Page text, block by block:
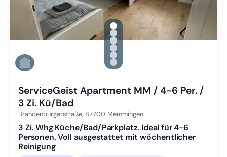
gallery.slide_selector
Zu Slide 1 wechseln
Zu Slide 2 wechseln
Zu Slide 3 wechseln
Zu Slide 4 wechseln
Zu Slide 5 wechseln
Zu Slide 6 wechseln
ServiceGeist Apartment MM / 4-6 Per. /
3 Zi. Kü/Bad
Brandenburgerstraße, 87700 Memmingen
3 Zi. Whg Küche/Bad/Parkplatz. Ideal für 4-6
Personen. Voll ausgestattet mit wöchentlicher
Reinigung